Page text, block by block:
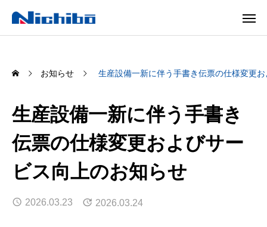
お知らせ 生産設備一新に伴う手書き伝票の仕様変更
生産設備一新に伴う手書き
伝票の仕様変更およびサー
ビス向上のお知らせ
2026.03.23 2026.03.24